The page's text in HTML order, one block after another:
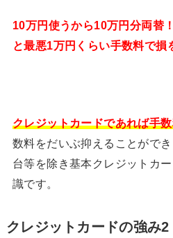
10万円使うから10万円分両替
と最悪1万円くらい手数料で損
クレジットカードであれば手
数料をだいぶ抑えることがで
台等を除き基本クレジットカ
識です。
クレジットカードの強み